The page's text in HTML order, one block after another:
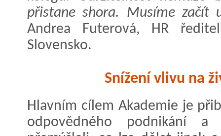
přistane shora. Musíme začít
Andrea Futerová, HR
Slovensko.
Snížení vlivu na
Hlavním cílem Akademie je
odpovědného podnikání